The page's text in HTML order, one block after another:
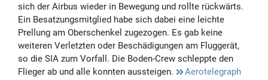
sich der Airbus wieder in Bewegung und rollte rückwärts.
Ein Besatzungsmitglied habe sich dabei eine leichte
Prellung am Oberschenkel zugezogen. Es gab keine
weiteren Verletzten oder Beschädigungen am Fluggerät,
so die SIA zum Vorfall. Die Boden-Crew schleppte den
Flieger ab und alle konnten aussteigen.
Aerotelegraph